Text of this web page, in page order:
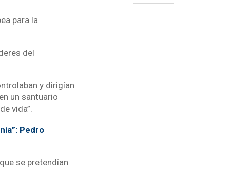
para la
del
y dirigían
un santuario
vida”.
Pedro
se pretendían